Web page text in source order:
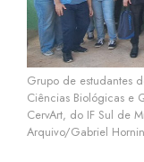
Grupo de estudantes
Ciências Biológicas e
CervArt, do IF Sul de
Arquivo/Gabriel